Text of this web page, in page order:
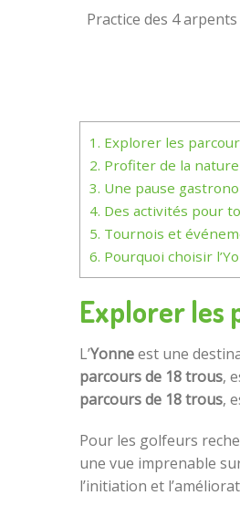
Practice des 4 arpents
1. Explorer les
2. Profiter de la
3. Une pause
4. Des activités pour
5. Tournois et
6. Pourquoi choisir
Explorer les
L’Yonneest une
parcours de 18 trous,
parcours de 18 trous,
Pour les golfeurs
une vue imprenable
l’initiation et